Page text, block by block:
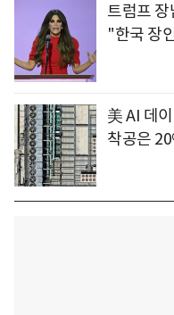
트럼프
"한국 장
美 AI 데
착공은